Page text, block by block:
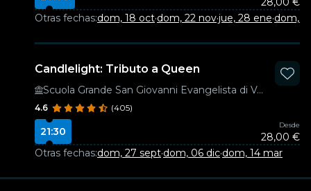
Otras fechas:dom, 18 oct·dom, 22 nov·jue, 28 ene·dom,
Candlelight: Tributo a Queen
Scuola Grande San Giovanni Evangelista di Venezia
4.6 (405)
21:30
Desde
28,00 €
Otras fechas:dom, 27 sept·dom, 06 dic·dom, 14 mar